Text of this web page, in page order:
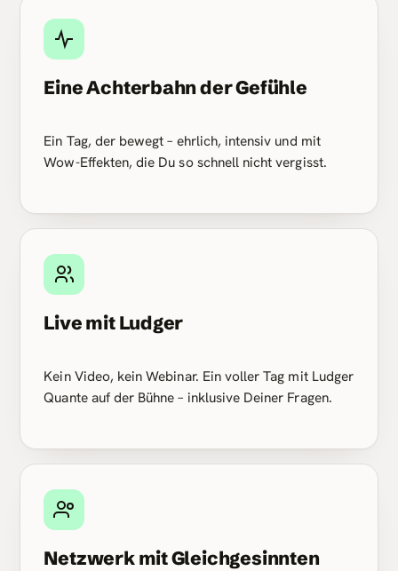
Eine Achterbahn der Gefühle
Ein Tag, der bewegt – ehrlich, intensiv und mit
Wow-Effekten, die Du so schnell nicht vergisst.
Live mit Ludger
Kein Video, kein Webinar. Ein voller Tag mit Ludger
Quante auf der Bühne – inklusive Deiner Fragen.
Netzwerk mit Gleichgesinnten